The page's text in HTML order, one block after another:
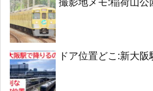
ドア位置どこ:新大